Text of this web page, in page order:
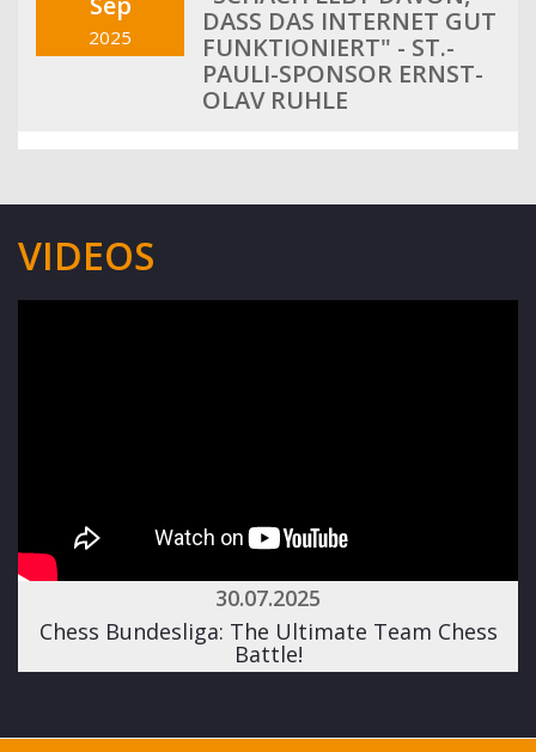
2025
DASS DAS INTERNET GUT
FUNKTIONIERT" - ST.-
PAULI-SPONSOR ERNST-
OLAV RUHLE
VIDEOS
30.07.2025
Chess Bundesliga: The Ultimate Team Chess
Battle!